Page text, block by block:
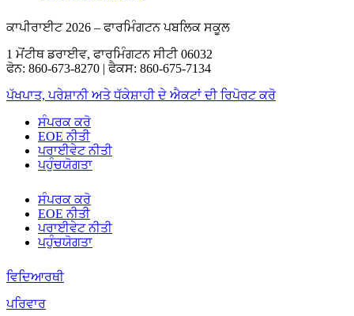
ਕਾਪੀਰਾਈਟ 2026 – ਫਾਰਮਿੰਗਟਨ ਪਬਲਿਕ ਸਕੂਲ
1 ਮੋਂਟੀਥ ਡਰਾਈਵ, ਫਾਰਮਿੰਗਟਨ ਸੀਟੀ 06032
ਫੋਨ: 860-673-8270 | ਫੈਕਸ: 860-675-7134
ਪੱਖਪਾਤ, ਪਰੇਸ਼ਾਨੀ ਅਤੇ ਧੱਕੇਸ਼ਾਹੀ ਦੇ ਐਕਟਾਂ ਦੀ ਰਿਪੋਰਟ ਕਰੋ
ਸੰਪਰਕ ਕਰੋ
EOE ਨੀਤੀ
ਪਰਾਈਵੇਟ ਨੀਤੀ
ਪਹੁੰਚਯੋਗਤਾ
ਸੰਪਰਕ ਕਰੋ
EOE ਨੀਤੀ
ਪਰਾਈਵੇਟ ਨੀਤੀ
ਪਹੁੰਚਯੋਗਤਾ
ਵਿਦਿਆਰਥੀ
ਪਰਿਵਾਰ